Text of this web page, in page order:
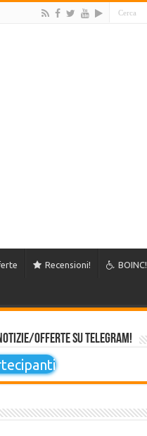
Recensioni! BOINC!
offerte su Telegram!